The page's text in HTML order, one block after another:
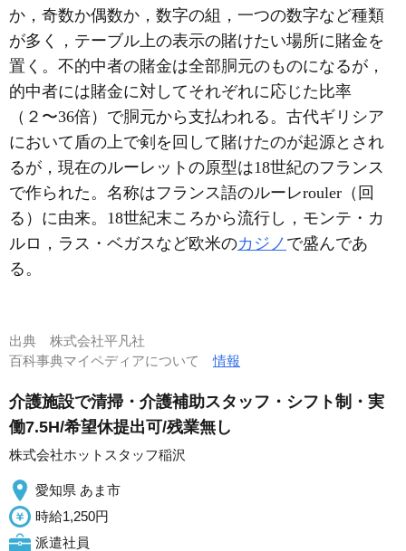
か，奇数か偶数か，数字の組，一つの数字など種類
が多く，テーブル上の表示の賭けたい場所に賭金を
置く。不的中者の賭金は全部胴元のものになるが，
的中者には賭金に対してそれぞれに応じた比率
（２〜36倍）で胴元から支払われる。古代ギリシア
において盾の上で剣を回して賭けたのが起源とされ
るが，現在のルーレットの原型は18世紀のフランス
で作られた。名称はフランス語のルーレrouler（回
る）に由来。18世紀末ころから流行し，モンテ・カ
ルロ，ラス・ベガスなど欧米のカジノ で盛んであ
る。
出典 株式会社平凡社
百科事典マイペディアについて情報
介護施設で清掃・介護補助スタッフ・シフト制・実
働7.5H/希望休提出可/残業無し
株式会社ホットスタッフ稲沢
愛知県 あま市
時給1,250円
派遣社員